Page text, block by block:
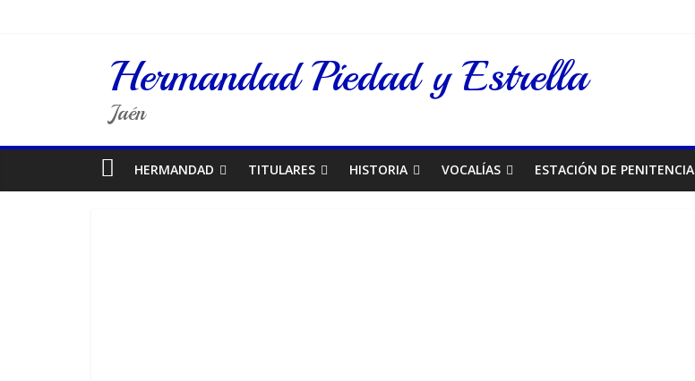
Hermandad Piedad y Estrella
Jaén
HERMANDAD TITULARES HISTORIA VOCALÍAS ESTACIÓN DE PENITENCIA